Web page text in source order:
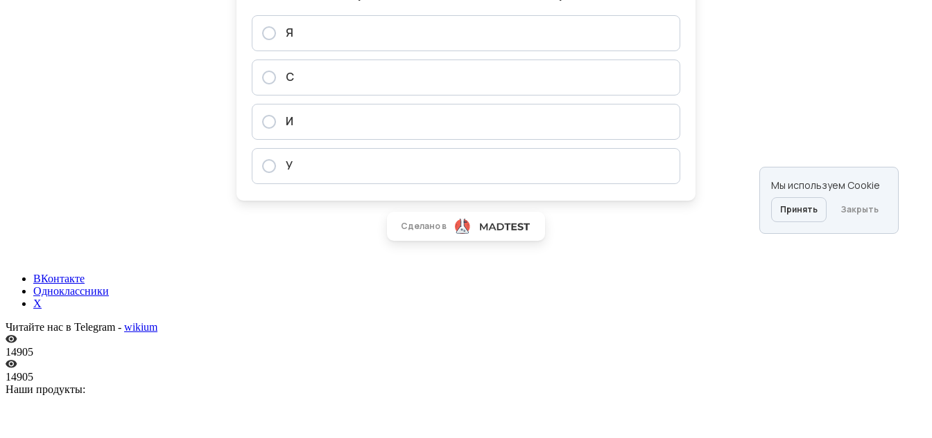
ВКонтакте
Одноклассники
X
Читайте нас в Telegram - wikium
14905
14905
Наши продукты: